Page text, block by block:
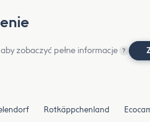
zobaczyć pełne informacje ?
Rotkäppchenland